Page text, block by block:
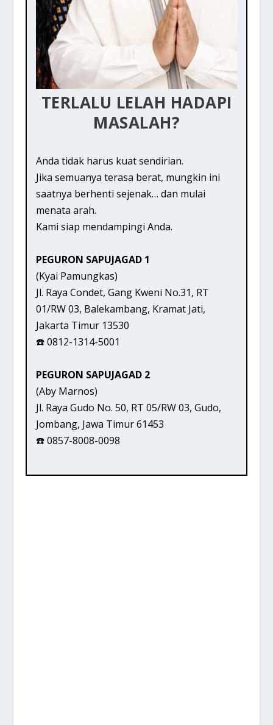
TERLALU LELAH HADAPI
MASALAH?
Anda tidak harus kuat sendirian.
Jika semuanya terasa berat, mungkin ini
saatnya berhenti sejenak… dan mulai
menata arah.
Kami siap mendampingi Anda.
PEGURON SAPUJAGAD 1
(Kyai Pamungkas)
Jl. Raya Condet, Gang Kweni No.31, RT
01/RW 03, Balekambang, Kramat Jati,
Jakarta Timur 13530
☎️ 0812-1314-5001
PEGURON SAPUJAGAD 2
(Aby Marnos)
Jl. Raya Gudo No. 50, RT 05/RW 03, Gudo,
Jombang, Jawa Timur 61453
☎️ 0857-8008-0098